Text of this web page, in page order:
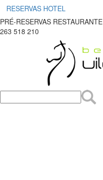
RESERVAS HOTEL
PRÉ-RESERVAS RESTAURANTE
263 518 210